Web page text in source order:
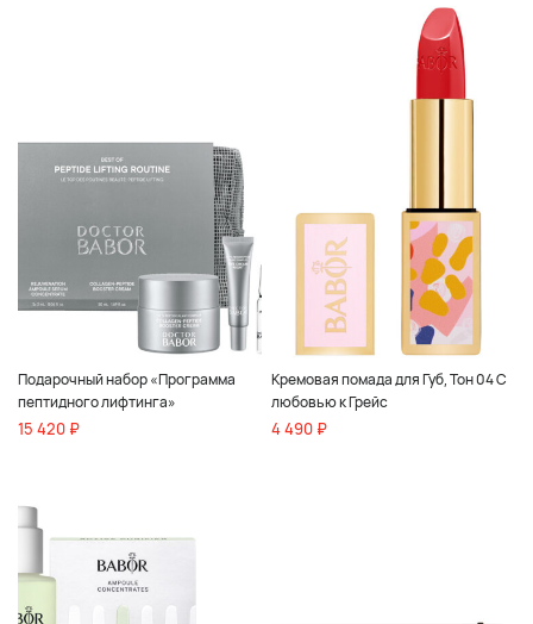
Подарочный набор «Программа
пептидного лифтинга»
15 420 ₽
Кремовая помада для Губ, Тон 04 С
любовью к Грейс
4 490 ₽